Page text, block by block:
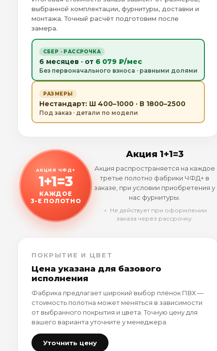
выбранной комплектации, фурнитуры, доставки и
монтажа. Точный расчёт подготовим после
замера.
СБЕР · РАССРОЧКА
6 месяцев · от 6 079 ₽/мес
Без первоначального взноса · равными долями
РАЗМЕРЫ
Нестандарт: Ш 400–1000 · В 1800–2500
Под заказ · детали по модели
АКЦИЯ ЧФД+
1+1=3
КАЖДОЕ
3-Е ПОЛОТНО
Акция 1+1=3
Акция распространяется на каждое
третье полотно фабрики ЧФД+ в
заказе, при условии приобретения у
нас фурнитуры.
﹡ Не действует при оформлении
заказа через рассрочку.
ПОКРЫТИЕ И ЦВЕТ
Цена указана для базового
исполнения
Фабрика предлагает широкий выбор плёнок ПВХ —
стоимость полотна может меняться в зависимости
от выбранного покрытия и цвета. Точную цену для
вашего варианта уточните у менеджера.
Уточнить цену